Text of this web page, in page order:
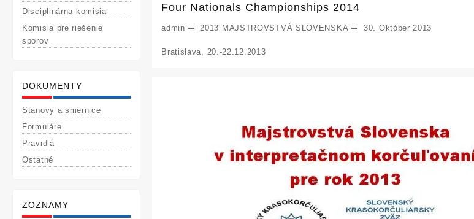
Disciplinárna komisia
Komisia pre riešenie
sporov
DOKUMENTY
Stanovy a smernice
Formuláre
Pravidlá
Ostatné
ZOZNAMY
Four Nationals Championships 2014
admin 2013 MAJSTROVSTVÁ SLOVENSKA 30. Október 2013
Bratislava, 20.-22.12.2013